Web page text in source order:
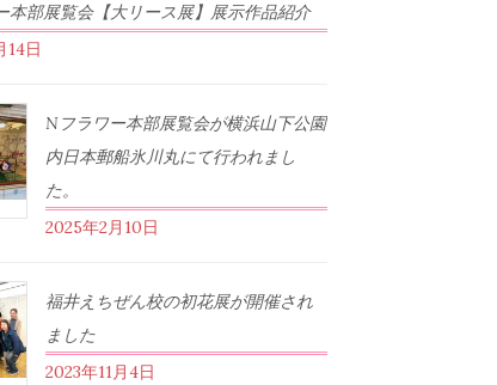
本部展覧会【大リース展】展示作品紹介
14日
Nフラワー本部展覧会が横浜山下公園
内日本郵船氷川丸にて行われまし
た。
2025年2月10日
福井えちぜん校の初花展が開催され
ました
2023年11月4日